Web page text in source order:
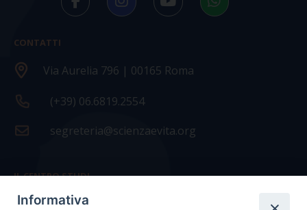
CONTATTI
Via Aurelia 796 | 00165 Roma
(+39) 06.6819.2554
segreteria@scienzaevita.org
IL CENTRO STUDI
La nostra storia
Informativa